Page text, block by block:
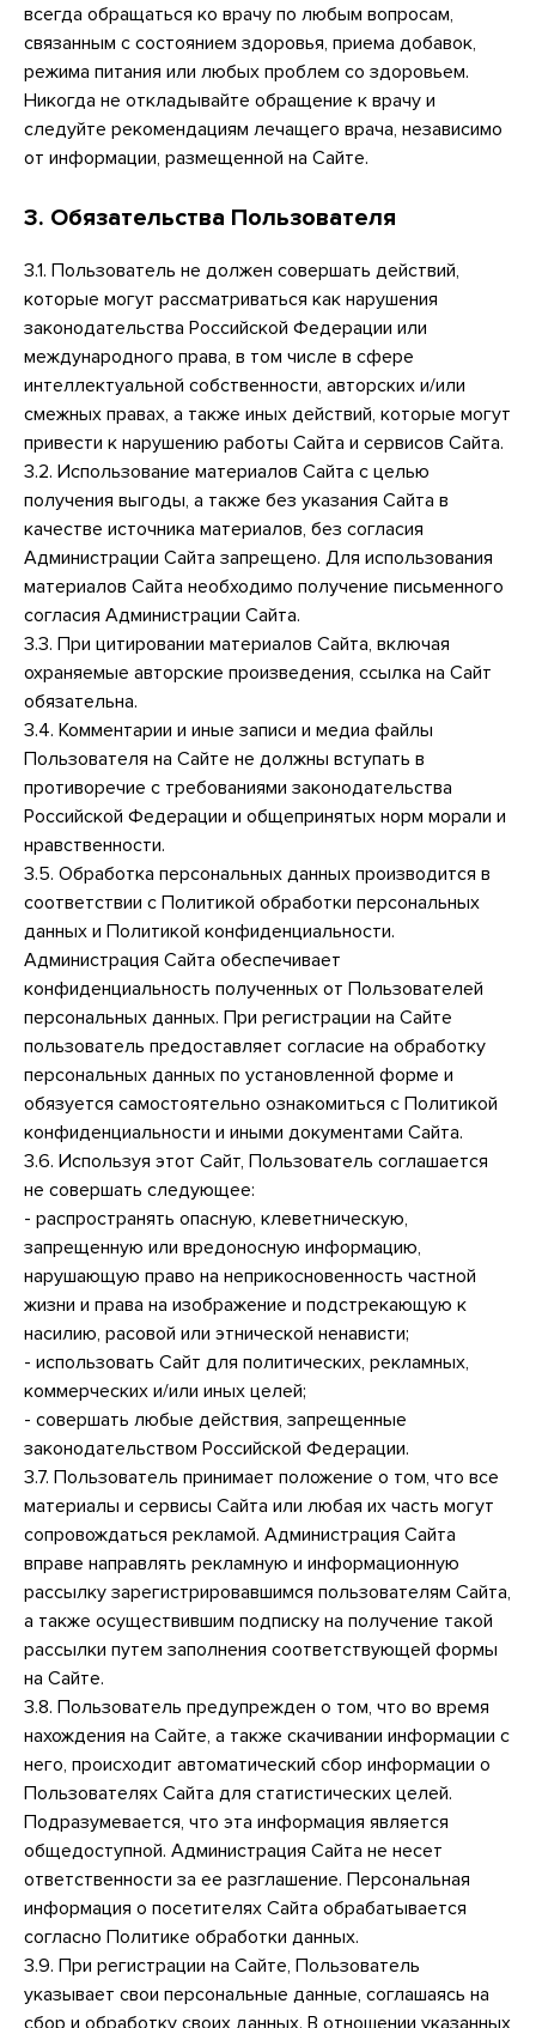
всегда обращаться ко врачу по любым вопросам,
связанным с состоянием здоровья, приема добавок,
режима питания или любых проблем со здоровьем.
Никогда не откладывайте обращение к врачу и
следуйте рекомендациям лечащего врача, независимо
от информации, размещенной на Сайте.
3. Обязательства Пользователя
3.1. Пользователь не должен совершать действий,
которые могут рассматриваться как нарушения
законодательства Российской Федерации или
международного права, в том числе в сфере
интеллектуальной собственности, авторских и/или
смежных правах, а также иных действий, которые могут
привести к нарушению работы Сайта и сервисов Сайта.
3.2. Использование материалов Сайта с целью
получения выгоды, а также без указания Сайта в
качестве источника материалов, без согласия
Администрации Сайта запрещено. Для использования
материалов Сайта необходимо получение письменного
согласия Администрации Сайта.
3.3. При цитировании материалов Сайта, включая
охраняемые авторские произведения, ссылка на Сайт
обязательна.
3.4. Комментарии и иные записи и медиа файлы
Пользователя на Сайте не должны вступать в
противоречие с требованиями законодательства
Российской Федерации и общепринятых норм морали и
нравственности.
3.5. Обработка персональных данных производится в
соответствии с Политикой обработки персональных
данных и Политикой конфиденциальности.
Администрация Сайта обеспечивает
конфиденциальность полученных от Пользователей
персональных данных. При регистрации на Сайте
пользователь предоставляет согласие на обработку
персональных данных по установленной форме и
обязуется самостоятельно ознакомиться с Политикой
конфиденциальности и иными документами Сайта.
3.6. Используя этот Сайт, Пользователь соглашается
не совершать следующее:
- распространять опасную, клеветническую,
запрещенную или вредоносную информацию,
нарушающую право на неприкосновенность частной
жизни и права на изображение и подстрекающую к
насилию, расовой или этнической ненависти;
- использовать Сайт для политических, рекламных,
коммерческих и/или иных целей;
- совершать любые действия, запрещенные
законодательством Российской Федерации.
3.7. Пользователь принимает положение о том, что все
материалы и сервисы Сайта или любая их часть могут
сопровождаться рекламой. Администрация Сайта
вправе направлять рекламную и информационную
рассылку зарегистрировавшимся пользователям Сайта,
а также осуществившим подписку на получение такой
рассылки путем заполнения соответствующей формы
на Сайте.
3.8. Пользователь предупрежден о том, что во время
нахождения на Сайте, а также скачивании информации с
него, происходит автоматический сбор информации о
Пользователях Сайта для статистических целей.
Подразумевается, что эта информация является
общедоступной. Администрация Сайта не несет
ответственности за ее разглашение. Персональная
информация о посетителях Сайта обрабатывается
согласно Политике обработки данных.
3.9. При регистрации на Сайте, Пользователь
указывает свои персональные данные, соглашаясь на
сбор и обработку своих данных. В отношении указанных